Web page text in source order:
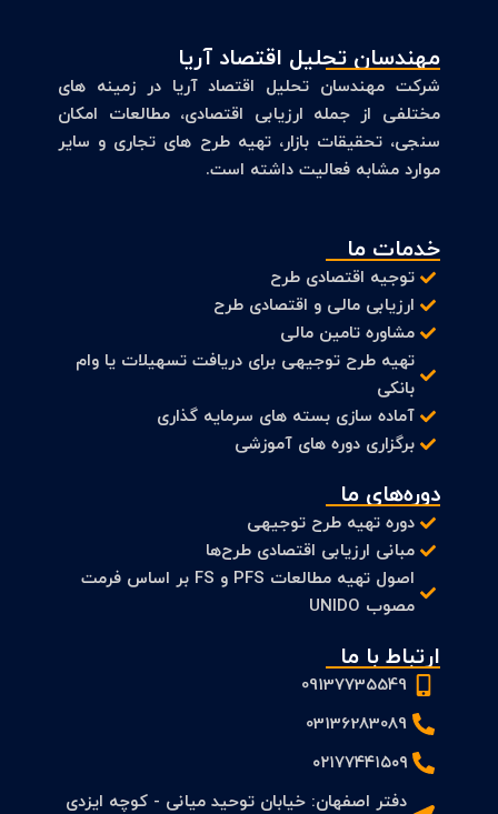
مهندسان تحلیل اقتصاد آریا
شرکت مهندسان تحلیل اقتصاد آریا در زمینه های
مختلفی از جمله ارزیابی اقتصادی، مطالعات امکان
سنجی، تحقیقات بازار، تهیه طرح های تجاری و سایر
موارد مشابه فعالیت داشته است.
خدمات ما
توجیه اقتصادی طرح
ارزیابی مالی و اقتصادی طرح
مشاوره تامین مالی
تهیه طرح توجیهی برای دریافت تسهیلات یا وام
بانکی
آماده سازی بسته های سرمایه گذاری
برگزاری دوره های آموزشی
دوره‌های ما
دوره تهیه طرح توجیهی
مبانی ارزیابی اقتصادی طرح‌ها
اصول تهیه مطالعات PFS و FS بر اساس فرمت
مصوب UNIDO
ارتباط با ما
09137735549
03136283089
۰۲۱۷۷۴۴۱۵۰۹
دفتر اصفهان: خیابان توحید میانی - کوچه ایزدی